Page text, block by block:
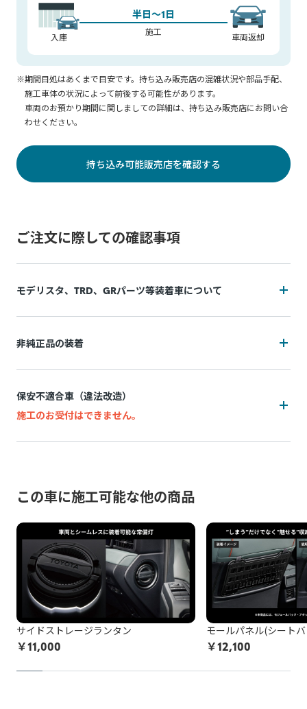
入庫
半日～1日
施工 車両返却
※期間目処はあくまで目安です。持ち込み販売店の混雑状況や部品手配、
施工車体の状況によって前後する可能性があります。
車両のお預かり期間に関しましての詳細は、持ち込み販売店にお問い合
わせください。
持ち込み可能販売店を確認する
ご注文に際しての確認事項
モデリスタ、TRD、GRパーツ等装着車について
算となります。
施工中に問題が発生した場合は都度お客様と連絡を取りなが
ら対応致しますので、納期が通常以上になる場合がございま
脱着により装着部品が機能しなくなる、部品が劣化等で壊れ
てしまう可能性があります。標準施工以外の装着品の脱着な
どの作業品質の保証はし兼ねます。
お申込み後に、施工をお断りすることになった場合、所定の
キャンセル料がかかります。
以上をご了承の上、お申し込みください。
非純正品の装着
追加費用(工賃・部品代)が発生する可能性がございます。
ないためです。
ら対応致しますので、納期が通常以上になる場合がございま
す。
非純正品アイテムが機能しなくなる、部品が劣化等で壊れて
しまう可能性があります。
非純正品をDIY等で施工されている方は こちらの注意喚起も
ご覧ください。
保安不適合車（違法改造）
施工のお受付はできません。
例：灯火類・シート・窓ガラス・ドアミラー・スポイラーなど
保安基準不適合車の例を確認する
この車に施工可能な他の商品
サイドストレージランタン
￥11,000
モールパネル(シート
￥12,100